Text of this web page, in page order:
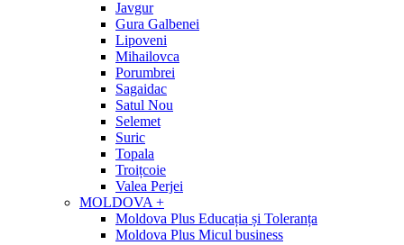
Javgur
Gura Galbenei
Lipoveni
Mihailovca
Porumbrei
Sagaidac
Satul Nou
Selemet
Suric
Topala
Troițcoie
Valea Perjei
MOLDOVA +
Moldova Plus Educația și Toleranța
Moldova Plus Micul business